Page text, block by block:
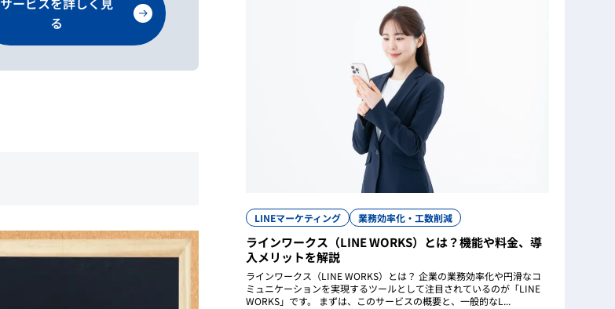
る
LINEマーケティング 業務効率化・工数削減
ラインワークス（LINE WORKS）とは？機能や料金、導
入メリットを解説
ラインワークス（LINE WORKS）とは？ 企業の業務効率化や円滑なコ
ミュニケーションを実現するツールとして注目されているのが「LINE
WORKS」です。 まずは、このサービスの概要と、一般的なL...